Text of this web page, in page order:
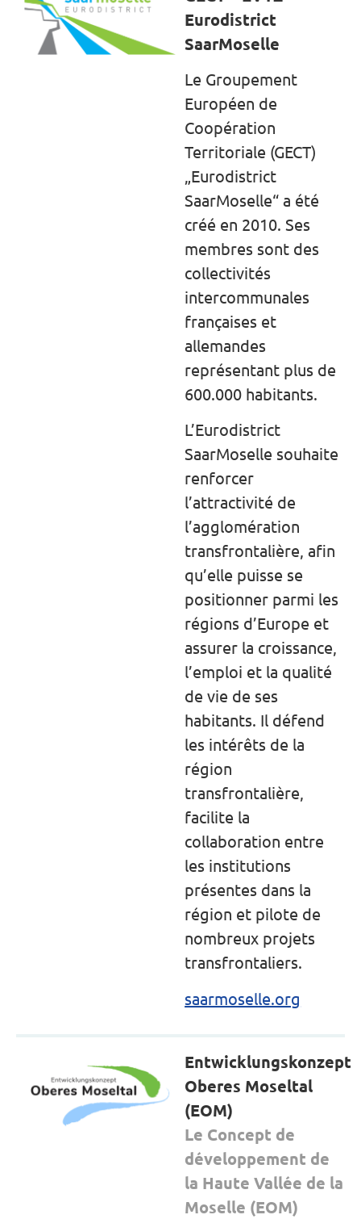
Eurodistrict
SaarMoselle
Le Groupement
Européen de
Coopération
Territoriale (GECT)
„Eurodistrict
SaarMoselle“ a été
créé en 2010. Ses
membres sont des
collectivités
intercommunales
françaises et
allemandes
représentant plus de
600.000 habitants.
L’Eurodistrict
SaarMoselle souhaite
renforcer
l’attractivité de
l’agglomération
transfrontalière, afin
qu’elle puisse se
positionner parmi les
régions d’Europe et
assurer la croissance,
l’emploi et la qualité
de vie de ses
habitants. Il défend
les intérêts de la
région
transfrontalière,
facilite la
collaboration entre
les institutions
présentes dans la
région et pilote de
nombreux projets
transfrontaliers.
saarmoselle.org
Entwicklungskonzept
Oberes Moseltal
(EOM)
Le Concept de
développement de
la Haute Vallée de la
Moselle (EOM)